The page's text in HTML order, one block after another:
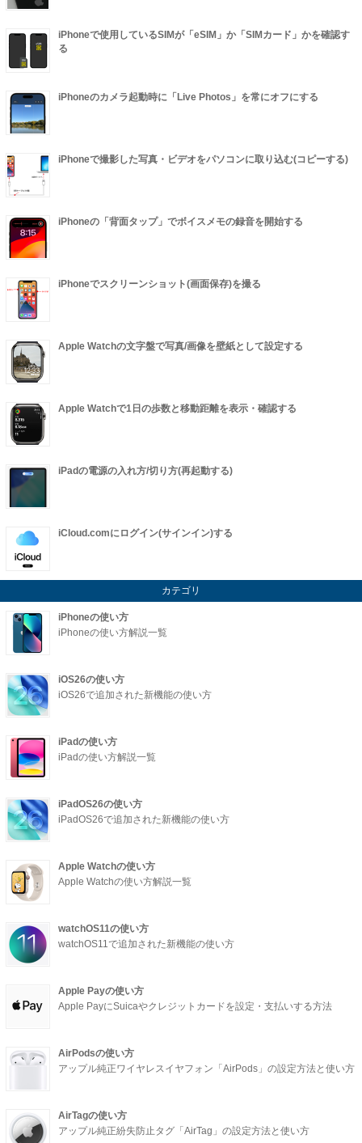
iPhoneで使用しているSIMが「eSIM」か「SIMカード」かを確認す
る
iPhoneのカメラ起動時に「Live Photos」を常にオフにする
iPhoneで撮影した写真・ビデオをパソコンに取り込む(コピーする)
iPhoneの「背面タップ」でボイスメモの録音を開始する
iPhoneでスクリーンショット(画面保存)を撮る
Apple Watchの文字盤で写真/画像を壁紙として設定する
Apple Watchで1日の歩数と移動距離を表示・確認する
iPadの電源の入れ方/切り方(再起動する)
iCloud.comにログイン(サインイン)する
カテゴリ
iPhoneの使い方
iPhoneの使い方解説一覧
iOS26の使い方
iOS26で追加された新機能の使い方
iPadの使い方
iPadの使い方解説一覧
iPadOS26の使い方
iPadOS26で追加された新機能の使い方
Apple Watchの使い方
Apple Watchの使い方解説一覧
watchOS11の使い方
watchOS11で追加された新機能の使い方
Apple Payの使い方
Apple PayにSuicaやクレジットカードを設定・支払いする方法
AirPodsの使い方
アップル純正ワイヤレスイヤフォン「AirPods」の設定方法と使い方
AirTagの使い方
アップル純正紛失防止タグ「AirTag」の設定方法と使い方